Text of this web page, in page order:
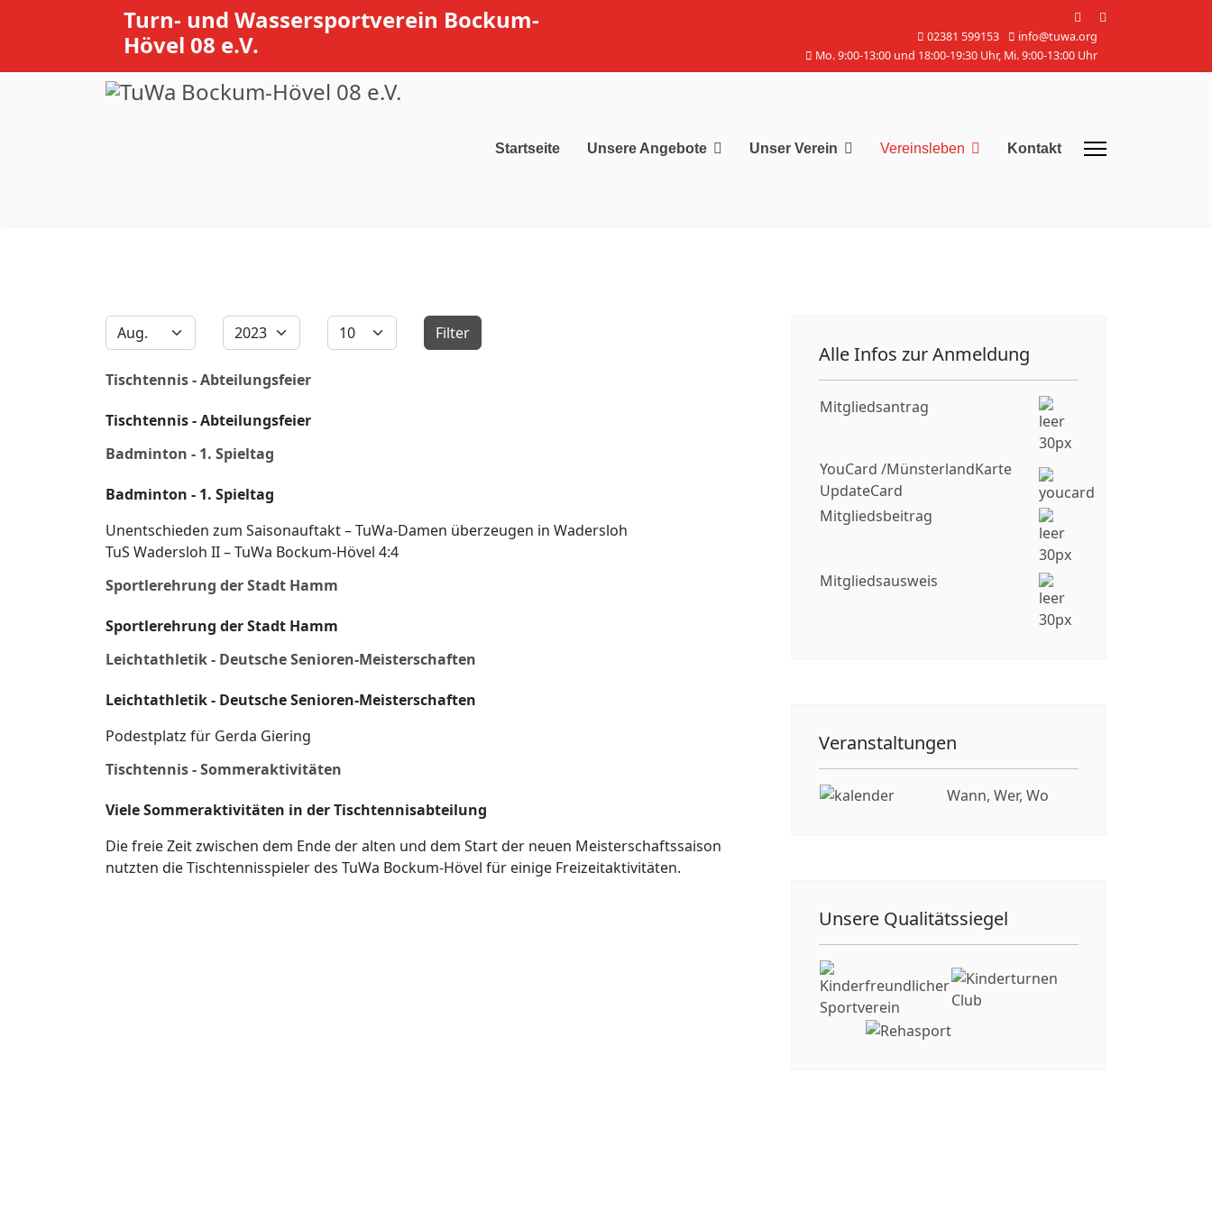
Turn- und Wassersportverein Bockum-
Hövel 08 e.V.
02381 599153
info@tuwa.org
Mo. 9:00-13:00 und 18:00-19:30 Uhr, Mi. 9:00-13:00 Uhr
Startseite Unsere Angebote Unser Verein Vereinsleben Kontakt
Filter
Monat Jahr Anzeige # Filter
Tischtennis - Abteilungsfeier
Tischtennis - Abteilungsfeier
Badminton - 1. Spieltag
Badminton - 1. Spieltag
Unentschieden zum Saisonauftakt – TuWa-Damen überzeugen in Wadersloh
TuS Wadersloh II – TuWa Bockum-Hövel 4:4
Sportlerehrung der Stadt Hamm
Sportlerehrung der Stadt Hamm
Leichtathletik - Deutsche Senioren-Meisterschaften
Leichtathletik - Deutsche Senioren-Meisterschaften
Podestplatz für Gerda Giering
Tischtennis - Sommeraktivitäten
Viele Sommeraktivitäten in der Tischtennisabteilung
Die freie Zeit zwischen dem Ende der alten und dem Start der neuen Meisterschaftssaison
nutzten die Tischtennisspieler des TuWa Bockum-Hövel für einige Freizeitaktivitäten.
Alle Infos zur Anmeldung
Mitgliedsantrag
YouCard /MünsterlandKarte
UpdateCard
Mitgliedsbeitrag
Mitgliedsausweis
Veranstaltungen
Wann, Wer, Wo
Unsere Qualitätssiegel